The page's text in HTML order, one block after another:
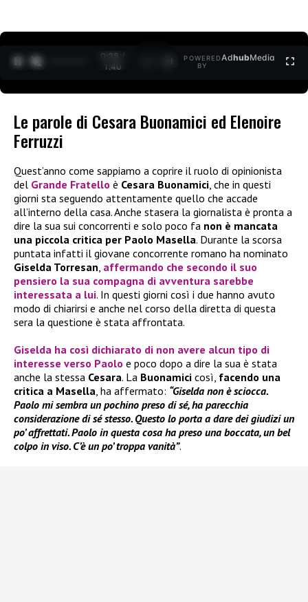
0:29 /
1:40
POWERED
BY
AdhubMedia
Le parole di Cesara Buonamici ed Elenoire
Ferruzzi
Quest’anno come sappiamo a coprire il ruolo di opinionista
del Grande Fratello è Cesara Buonamici, che in questi
giorni sta seguendo attentamente quello che accade
all’interno della casa. Anche stasera la giornalista è pronta a
dire la sua sui concorrenti e solo poco fa non è mancata
una piccola critica per Paolo Masella. Durante la scorsa
puntata infatti il giovane concorrente romano ha nominato
Giselda Torresan, affermando che secondo il suo
pensiero la sua compagna di avventura sarebbe
interessata a lui. In questi giorni così i due hanno avuto
modo di chiarirsi e anche nel corso della diretta di questa
sera la questione è stata affrontata.
Giselda ha così dichiarato di non avere alcun tipo di
interesse verso Paolo e poco dopo a dire la sua è stata
anche la stessa Cesara. La Buonamici così, facendo una
critica a Masella, ha affermato: “Giselda non è sciocca.
Paolo mi sembra un pochino preso di sé, ha parecchia
considerazione di sé stesso. Questo lo porta a dare dei giudizi un
po’ affrettati. Paolo in questa cosa ha preso una boccata, un bel
colpo in viso. C’è un po’ troppa vanità”.